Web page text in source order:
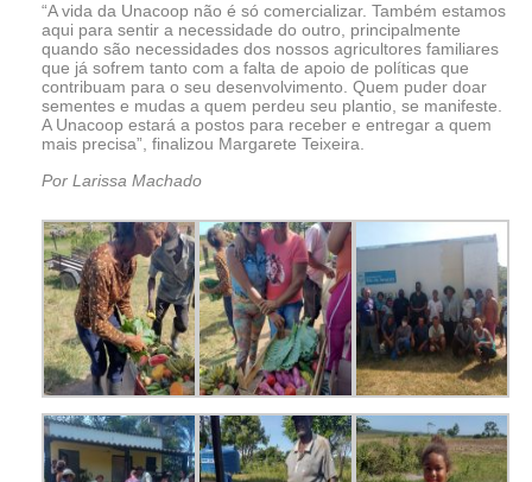
“A vida da Unacoop não é só comercializar. Também estamos
aqui para sentir a necessidade do outro, principalmente
quando são necessidades dos nossos agricultores familiares
que já sofrem tanto com a falta de apoio de políticas que
contribuam para o seu desenvolvimento. Quem puder doar
sementes e mudas a quem perdeu seu plantio, se manifeste.
A Unacoop estará a postos para receber e entregar a quem
mais precisa”, finalizou Margarete Teixeira.
Por Larissa Machado